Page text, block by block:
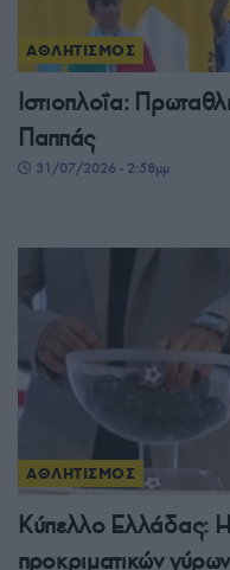
ΑΘΛΗΤΙΣΜΟΣ
Ιστιοπλοΐα:
Παππάς
31/07/2026 - 2:58μμ
ΑΘΛΗΤΙΣΜΟΣ
Κύπελλο Ελλάδας:
προκριματικών γύρων